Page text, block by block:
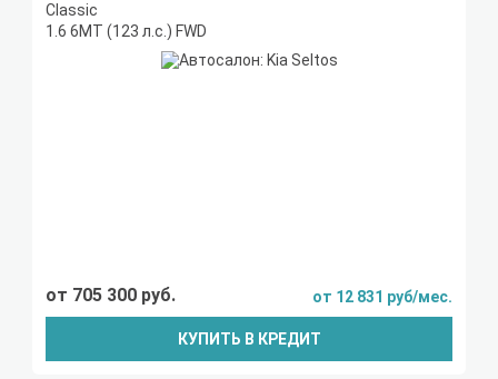
Classic
1.6 6МТ (123 л.с.) FWD
от 705 300 руб. от 12 831 руб/мес.
КУПИТЬ В КРЕДИТ